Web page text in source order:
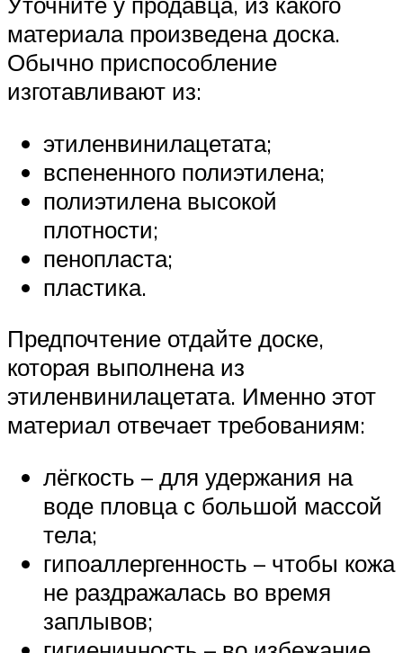
материала произведена доска.
Обычно приспособление
изготавливают из:
этиленвинилацетата;
вспененного полиэтилена;
полиэтилена высокой
плотности;
пенопласта;
пластика.
Предпочтение отдайте доске,
которая выполнена из
этиленвинилацетата. Именно этот
материал отвечает требованиям:
лёгкость – для удержания на
воде пловца с большой массой
тела;
гипоаллергенность – чтобы кожа
не раздражалась во время
заплывов;